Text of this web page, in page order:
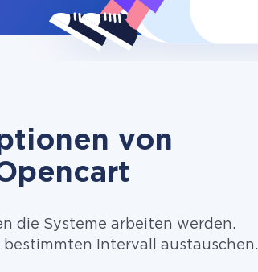
von
die Systeme arbeiten werden.
Intervall austauschen.